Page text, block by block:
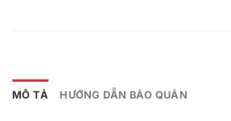
MÔ TẢ HƯỚNG DẪN BẢO QUẢN